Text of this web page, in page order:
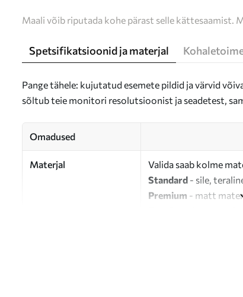
Maali võib riputada kohe pärast selle kättesaamist.
Spetsifikatsioonid ja materjal
Pange tähele: kujutatud esemete pildid ja värvid
sõltub teie monitori resolutsioonist ja seadetest,
Omadused
Materjal
Valida saab kolme
Standard - sile,
Premium - matt